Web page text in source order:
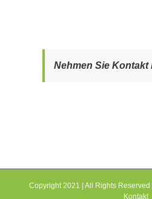
Nehmen Sie Kontakt
Copyright 2021 | All Rights Reserved |
Kontakt